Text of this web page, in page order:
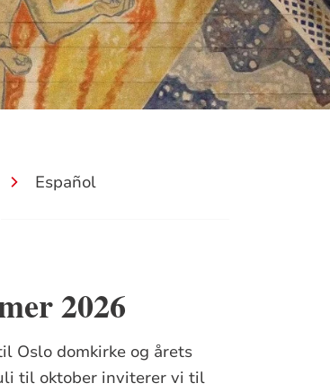
Español
2026
Oslo domkirke og årets
til oktober inviterer vi til